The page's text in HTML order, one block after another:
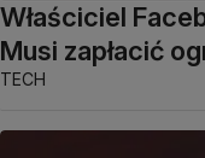
Właściciel
Musi zapłacić
TECH